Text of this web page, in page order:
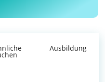
Ausbildung